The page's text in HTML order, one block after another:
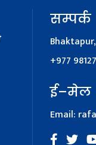
सम्पर्क
+977
ई–मेल
Email: